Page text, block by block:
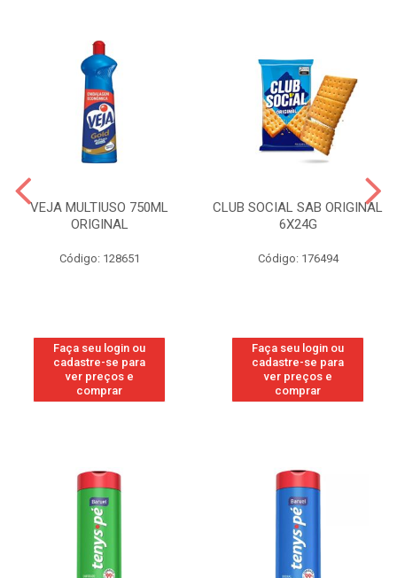
VEJA MULTIUSO 750ML
ORIGINAL
Código: 128651
Faça seu login ou
cadastre-se para
ver preços e
comprar
CLUB SOCIAL SAB ORIGINAL
6X24G
Código: 176494
Faça seu login ou
cadastre-se para
ver preços e
comprar